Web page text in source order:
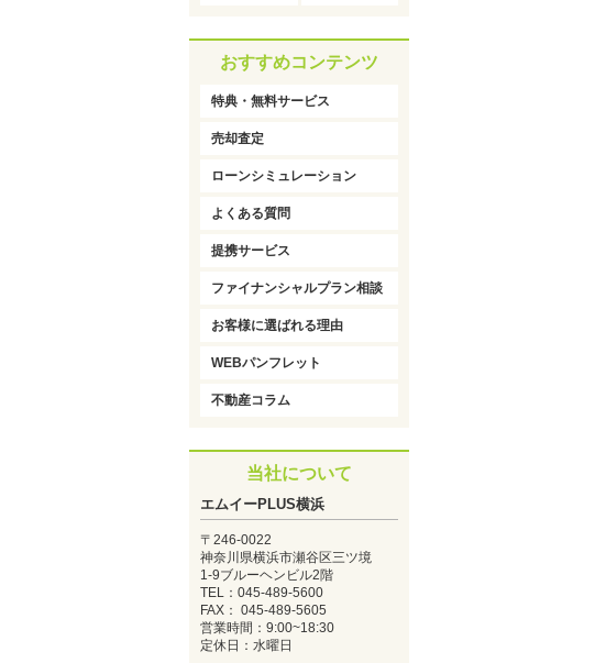
おすすめコンテンツ
特典・無料サービス
売却査定
ローンシミュレーション
よくある質問
提携サービス
ファイナンシャルプラン相談
お客様に選ばれる理由
WEBパンフレット
不動産コラム
当社について
エムイーPLUS横浜
〒246-0022
神奈川県横浜市瀬谷区三ツ境
1-9ブルーヘンビル2階
TEL：045-489-5600
FAX： 045-489-5605
営業時間：9:00~18:30
定休日：水曜日